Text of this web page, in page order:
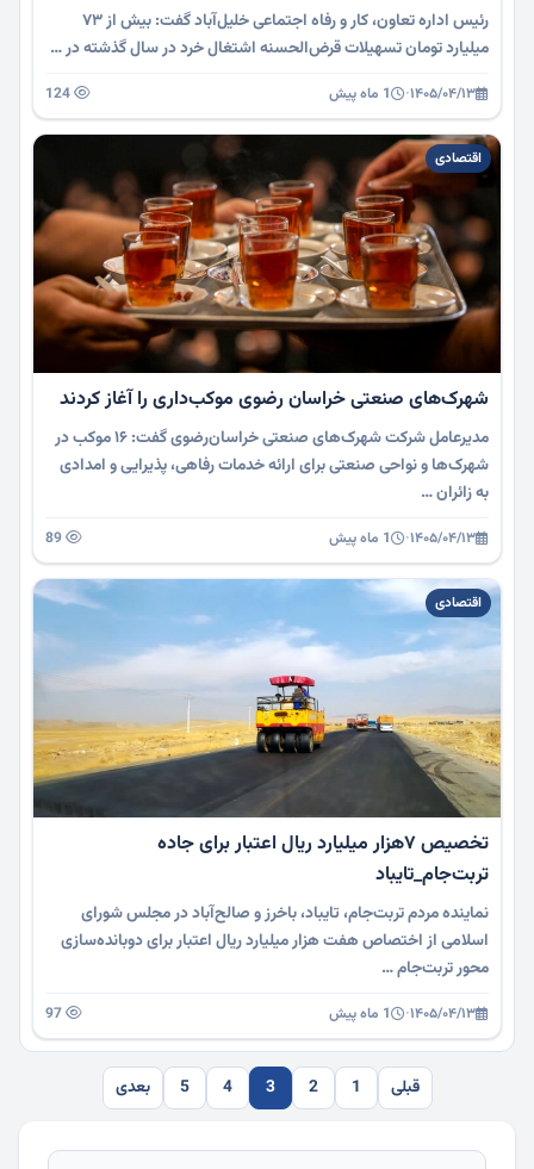
رئیس اداره تعاون، کار و رفاه اجتماعی خلیل‌آباد گفت: بیش از ۷۳
میلیارد تومان تسهیلات قرض‌الحسنه اشتغال خرد در سال گذشته در …
۱۴۰۵/۰۴/۱۳· 1 ماه پیش
اقتصادی
شهرک‌های صنعتی خراسان رضوی موکب‌داری را آغاز کردند
مدیرعامل شرکت شهرک‌های صنعتی خراسان‌رضوی گفت: ۱۶ موکب در
شهرک‌ها و نواحی صنعتی برای ارائه خدمات رفاهی، پذیرایی و امدادی
به زائران …
۱۴۰۵/۰۴/۱۳· 1 ماه پیش
اقتصادی
تخصیص ۷هزار میلیارد ریال اعتبار برای جاده
تربت‌جام_تایباد
نماینده مردم تربت‌جام، تایباد، باخرز و صالح‌آباد در مجلس شورای
اسلامی از اختصاص هفت هزار میلیارد ریال اعتبار برای دوبانده‌سازی
محور تربت‌جام …
۱۴۰۵/۰۴/۱۳· 1 ماه پیش
قبلی 1
2
3
4
5 بعدی